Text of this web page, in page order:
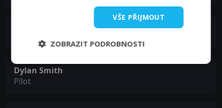
Arabian Princess
Dylan Smith
Pilot
VŠE PŘIJMOUT
ZOBRAZIT PODROBNOSTI